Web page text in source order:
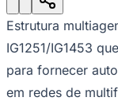
Estrutura
IG1251/IG1453
para fornecer
em redes de